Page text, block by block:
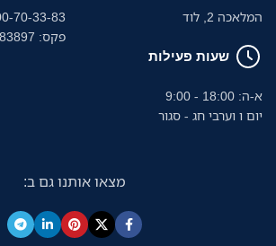
המלאכה 2, לוד
שעות פעילות
א-ה: 18:00 - 9:00
יום ו וערבי חג - סגור
70-33-83
פקס: 08-9283897
מצאו אותנו גם ב: